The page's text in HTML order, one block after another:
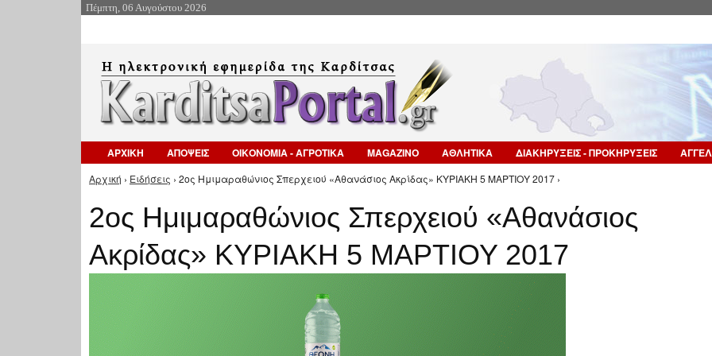
Πέμπτη, 06 Αυγούστου 2026
ΑΡΧΙΚΗ ΑΠΟΨΕΙΣ ΟΙΚΟΝΟΜΙΑ - ΑΓΡΟΤΙΚΑ MAGAZINO ΑΘΛΗΤΙΚΑ ΔΙΑΚΗΡΥΞΕΙΣ - ΠΡΟΚΗΡΥΞΕΙΣ
Είστε εδώ
Αρχική › Ειδήσεις › 2ος Ημιμαραθώνιος Σπερχειού «Αθανάσιος Ακρίδας» ΚΥΡΙΑΚΗ 5 ΜΑΡΤΙΟΥ 2017 ›
2ος Ημιμαραθώνιος Σπερχειού «Αθανάσιος
Ακρίδας» ΚΥΡΙΑΚΗ 5 ΜΑΡΤΙΟΥ 2017